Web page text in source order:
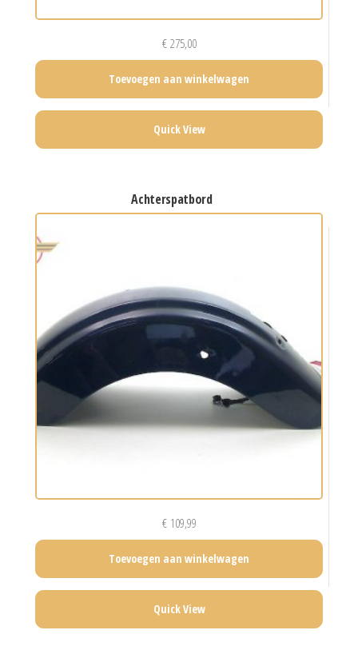
€275,00
Toevoegen aan winkelwagen
Quick View
achterspatbord
€109,99
Toevoegen aan winkelwagen
Quick View